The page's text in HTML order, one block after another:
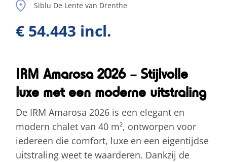
Siblu De Lente van Drenthe
€ 54.443 incl.
IRM Amarosa 2026 – Stijlvolle
luxe met een moderne uitstraling
De IRM Amarosa 2026 is een elegant en
modern chalet van 40 m², ontworpen voor
iedereen die comfort, luxe en een eigentijdse
uitstraling weet te waarderen. Dankzij de